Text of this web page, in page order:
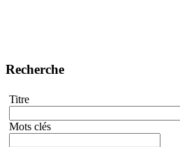
Recherche
Titre
Mots clés